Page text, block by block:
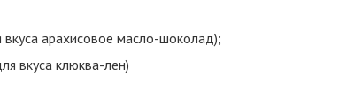
арахисовое масло-шоколад);
вкуса клюква-лен)